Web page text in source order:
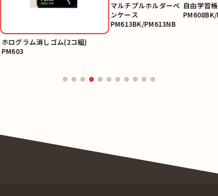
ホログラム消しゴム(2コ組)
PM603
マルチプルホルダーペ
ンケース
PM613BK/PM613NB
自由学習